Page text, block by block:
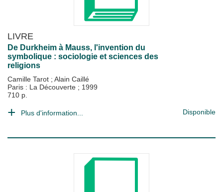
LIVRE
De Durkheim à Mauss, l'invention du
symbolique : sociologie et sciences des
religions
Camille Tarot ; Alain Caillé
Paris : La Découverte ; 1999
710 p.
Plus d'information... Disponible